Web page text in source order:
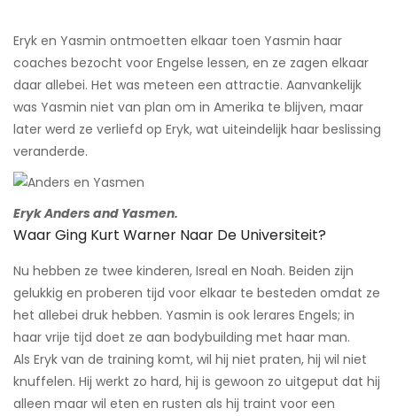
Eryk en Yasmin ontmoetten elkaar toen Yasmin haar
coaches bezocht voor Engelse lessen, en ze zagen elkaar
daar allebei. Het was meteen een attractie. Aanvankelijk
was Yasmin niet van plan om in Amerika te blijven, maar
later werd ze verliefd op Eryk, wat uiteindelijk haar beslissing
veranderde.
Eryk Anders and Yasmen.
Waar Ging Kurt Warner Naar De Universiteit?
Nu hebben ze twee kinderen, Isreal en Noah. Beiden zijn
gelukkig en proberen tijd voor elkaar te besteden omdat ze
het allebei druk hebben. Yasmin is ook lerares Engels; in
haar vrije tijd doet ze aan bodybuilding met haar man.
Als Eryk van de training komt, wil hij niet praten, hij wil niet
knuffelen. Hij werkt zo hard, hij is gewoon zo uitgeput dat hij
alleen maar wil eten en rusten als hij traint voor een